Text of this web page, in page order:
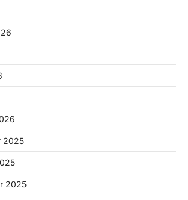
2025
2025
CHHATTISGARH
CG: 1 से 19 वर्ष तक के बच्चों को निःशुल्क दी
जाएगी एल्बेंडाजोल
More Khabar August 7, 2026
रायपुर। राष्ट्रीय कृमि मुक्ति दिवस भारत सरकार द्वारा